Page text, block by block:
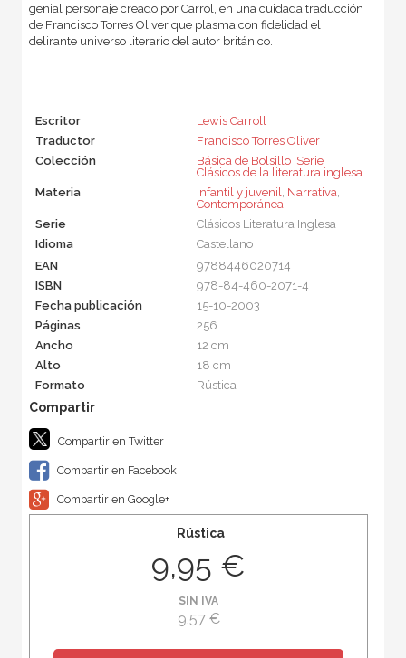
genial personaje creado por Carrol, en una cuidada traducción
de Francisco Torres Oliver que plasma con fidelidad el
delirante universo literario del autor británico.
Escritor
Lewis Carroll
Traductor
Francisco Torres Oliver
Colección
Básica de Bolsillo  Serie
Clásicos de la literatura inglesa
Materia
Infantil y juvenil Narrativa
Contemporánea
Serie
Clásicos Literatura Inglesa
Idioma
Castellano
EAN
9788446020714
ISBN
978-84-460-2071-4
Fecha publicación
15-10-2003
Páginas
256
Ancho
12 cm
Alto
18 cm
Formato
Rústica
Compartir en Twitter
Compartir en Facebook
Compartir en Google+
Rústica
9,95 €
SIN IVA
9,57 €